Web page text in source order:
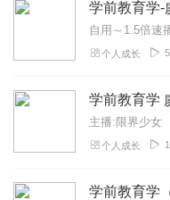
学前教育学-
自用～1.5倍速
个人成长
学前教育学
主播:限界少女
个人成长
学前教育学